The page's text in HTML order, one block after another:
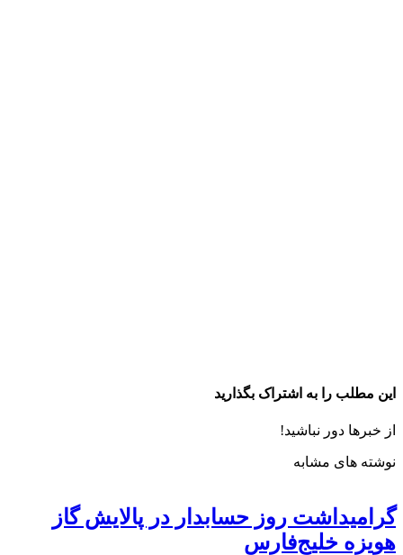
این مطلب را به اشتراک بگذارید
از خبرها دور نباشید!
نوشته های مشابه
گرامیداشت روز حسابدار در پالایش گاز
هویزه خلیج‌فارس